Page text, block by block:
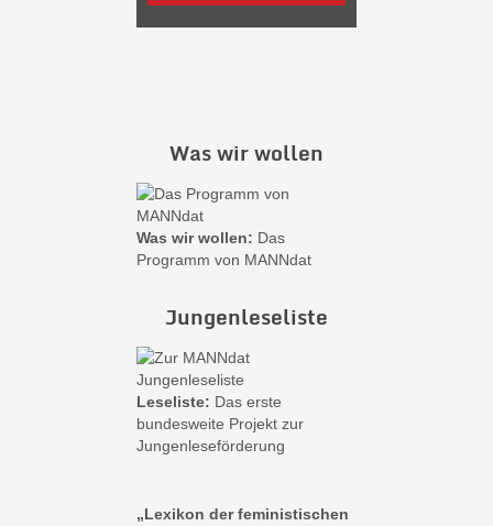
Was wir wollen
Was wir wollen: Das
Programm von MANNdat
Jungenleseliste
Leseliste: Das erste
bundesweite Projekt zur
Jungenleseförderung
„Lexikon der feministischen